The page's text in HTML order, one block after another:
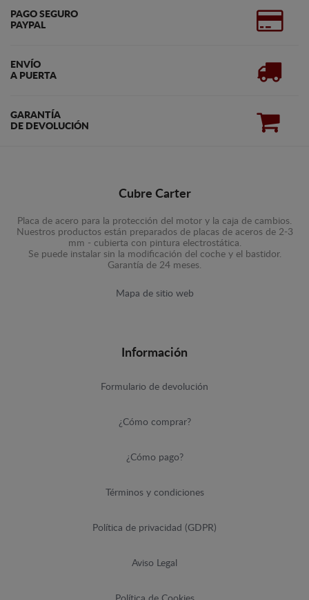
PAGO SEGURO
PAYPAL
ENVÍO
A PUERTA
GARANTÍA
DE DEVOLUCIÓN
Cubre Carter
Placa de acero para la protección del motor y la caja de cambios.
Nuestros productos están preparados de placas de aceros de 2-3
mm - cubierta con pintura electrostática.
Se puede instalar sin la modificación del coche y el bastidor.
Garantía de 24 meses.
Mapa de sitio web
Información
Formulario de devolución
¿Cómo comprar?
¿Cómo pago?
Términos y condiciones
Política de privacidad (GDPR)
Aviso Legal